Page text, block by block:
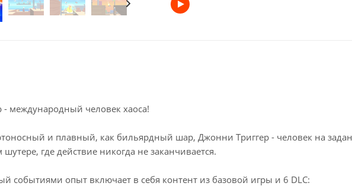
- международный человек хаоса!
и плавный, как бильярдный шар, Джонни Триггер - человек на
где действие никогда не заканчивается.
событиями опыт включает в себя контент из базовой игры и 6 DLC: